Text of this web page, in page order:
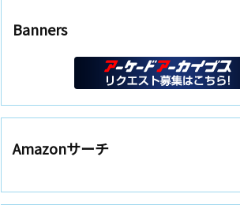
Banners
Amazonサーチ